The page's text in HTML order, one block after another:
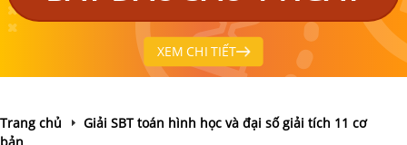
XEM CHI TIẾT
Trang chủ
Giải SBT toán hình học và đại số giải tích 11 cơ